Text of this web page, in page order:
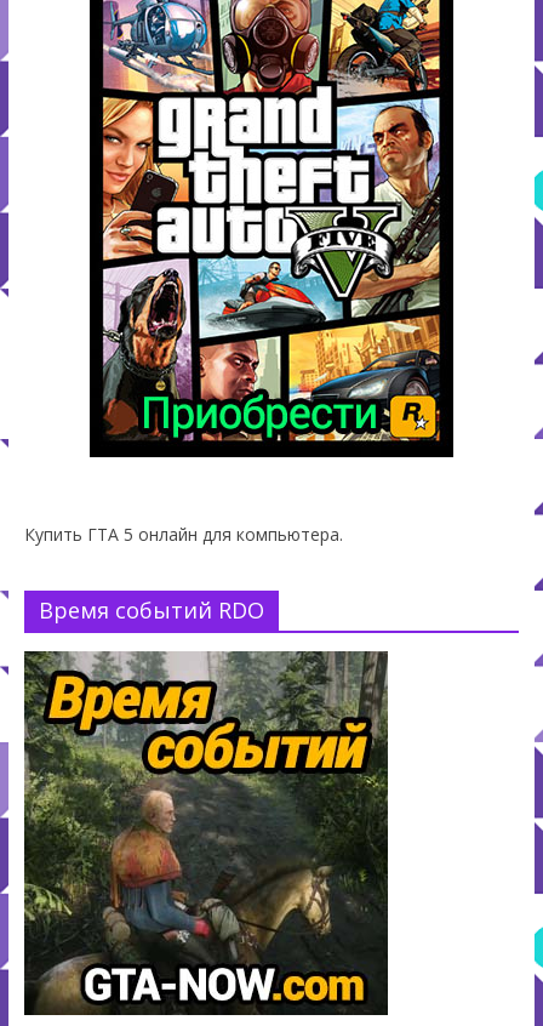
Купить ГТА 5 онлайн для компьютера.
Время событий RDO